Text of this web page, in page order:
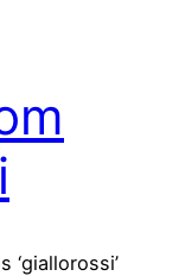
‘giallorossi’